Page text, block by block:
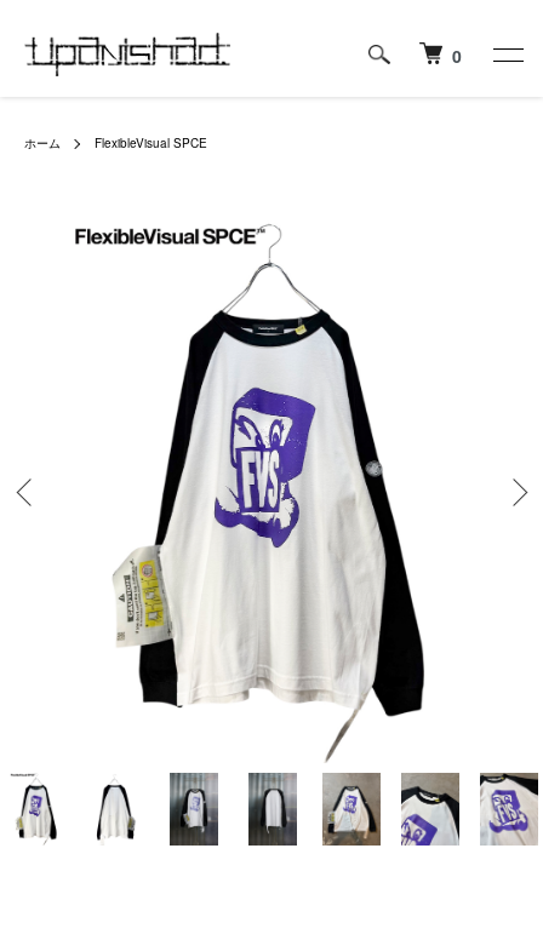
0
ホーム FlexibleVisual SPCE